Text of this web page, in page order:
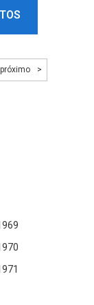
próximo